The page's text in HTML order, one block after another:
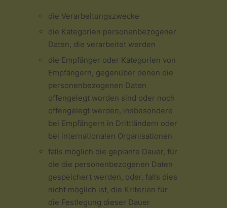
die Verarbeitungszwecke
die Kategorien personenbezogener
Daten, die verarbeitet werden
die Empfänger oder Kategorien von
Empfängern, gegenüber denen die
personenbezogenen Daten
offengelegt worden sind oder noch
offengelegt werden, insbesondere
bei Empfängern in Drittländern oder
bei internationalen Organisationen
falls möglich die geplante Dauer, für
die die personenbezogenen Daten
gespeichert werden, oder, falls dies
nicht möglich ist, die Kriterien für
die Festlegung dieser Dauer